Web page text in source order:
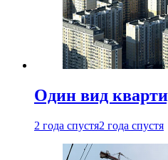
Один вид
2 года спустя2 года спустя